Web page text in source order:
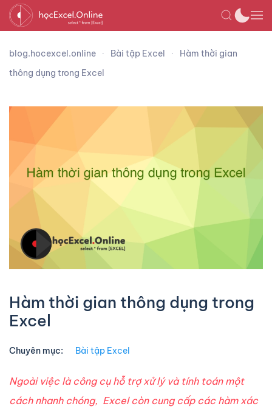
blog.hocexcel.online Bài tập Excel
Hàm thời gian
thông dụng trong Excel
Hàm thời gian thông dụng trong
Excel
Chuyên mục: Bài tập Excel
Ngoài việc là công cụ hỗ trợ xử lý và tính toán một
cách nhanh chóng, Excel còn cung cấp các hàm xác